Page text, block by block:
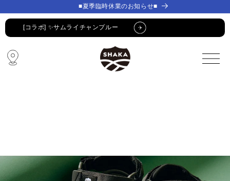
ンツに
進む
ンツに
進む
■夏季臨時休業のお知らせ■
[コラボ] ✨サムライチャンプルー
コラボ・限定アイテム